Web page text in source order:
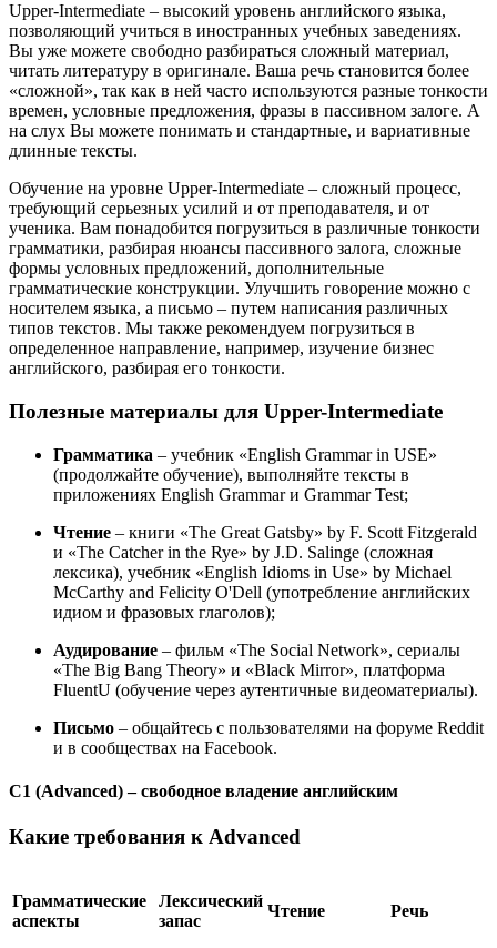
Upper-Intermediate – высокий уровень английского языка,
позволяющий учиться в иностранных учебных заведениях.
Вы уже можете свободно разбираться сложный материал,
читать литературу в оригинале. Ваша речь становится более
«сложной», так как в ней часто используются разные тонкости
времен, условные предложения, фразы в пассивном залоге. А
на слух Вы можете понимать и стандартные, и вариативные
длинные тексты.
Обучение на уровне Upper-Intermediate – сложный процесс,
требующий серьезных усилий и от преподавателя, и от
ученика. Вам понадобится погрузиться в различные тонкости
грамматики, разбирая нюансы пассивного залога, сложные
формы условных предложений, дополнительные
грамматические конструкции. Улучшить говорение можно с
носителем языка, а письмо – путем написания различных
типов текстов. Мы также рекомендуем погрузиться в
определенное направление, например, изучение бизнес
английского, разбирая его тонкости.
Полезные материалы для Upper-Intermediate
Грамматика – учебник «English Grammar in USE»
(продолжайте обучение), выполняйте тексты в
приложениях English Grammar и Grammar Test;
Чтение – книги «The Great Gatsby» by F. Scott Fitzgerald
и «The Catcher in the Rye» by J.D. Salinge (сложная
лексика), учебник «English Idioms in Use» by Michael
McCarthy and Felicity O'Dell (употребление английских
идиом и фразовых глаголов);
Аудирование – фильм «The Social Network», сериалы
«The Big Bang Theory» и «Black Mirror», платформа
FluentU (обучение через аутентичные видеоматериалы).
Письмо – общайтесь с пользователями на форуме Reddit
и в сообществах на Facebook.
C1 (Advanced) – свободное владение английским
Какие требования к Advanced
Грамматические
аспекты
Лексический
запас
Чтение Речь